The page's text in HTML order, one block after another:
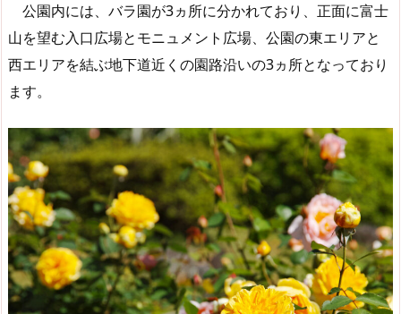
公園内には、バラ園が3ヵ所に分かれており、正面に富士
山を望む入口広場とモニュメント広場、公園の東エリアと
西エリアを結ぶ地下道近くの園路沿いの3ヵ所となっており
ます。